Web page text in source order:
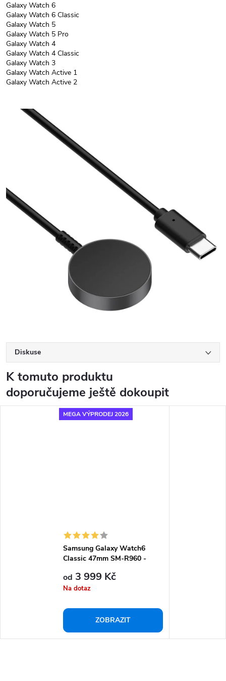
Galaxy Watch 6
Galaxy Watch 6 Classic
Galaxy Watch 5
Galaxy Watch 5 Pro
Galaxy Watch 4
Galaxy Watch 4 Classic
Galaxy Watch 3
Galaxy Watch Active 1
Galaxy Watch Active 2
Diskuse
K tomuto produktu
doporučujeme ještě dokoupit
MEGA VÝPRODEJ 2026
Samsung Galaxy Watch6
Classic 47mm SM-R960 -
od 3 999 Kč
Na dotaz
ZOBRAZIT